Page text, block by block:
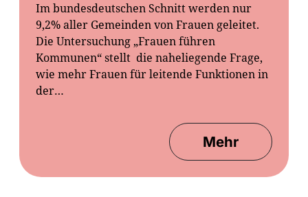
Im bundesdeutschen Schnitt werden nur
9,2% aller Gemeinden von Frauen geleitet.
Die Untersuchung „Frauen führen
Kommunen“ stellt die naheliegende Frage,
wie mehr Frauen für leitende Funktionen in
der…
Mehr